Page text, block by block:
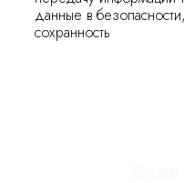
данные в
сохранность